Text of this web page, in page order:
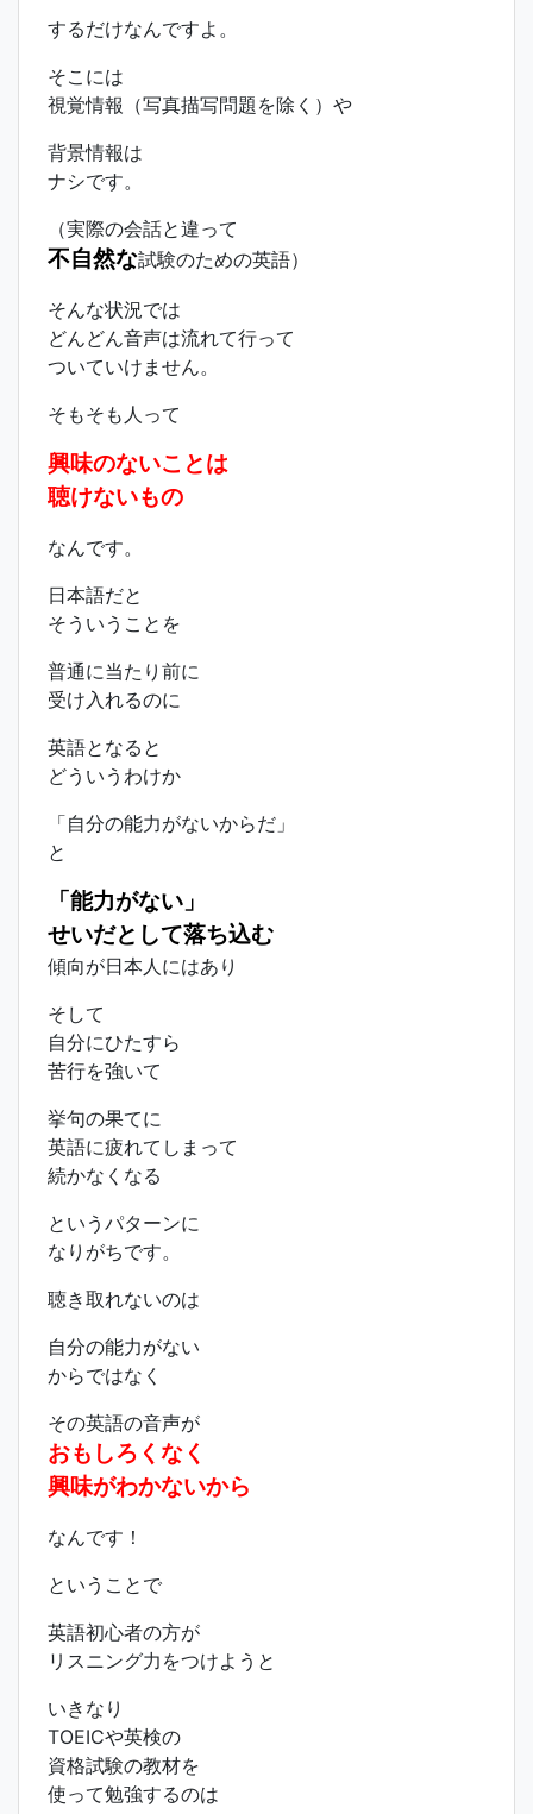
するだけなんですよ。
そこには
視覚情報（写真描写問題を除く）や
背景情報は
ナシです。
（実際の会話と違って
不自然な試験のための英語）
そんな状況では
どんどん音声は流れて行って
ついていけません。
そもそも人って
興味のないことは
聴けないもの
なんです。
日本語だと
そういうことを
普通に当たり前に
受け入れるのに
英語となると
どういうわけか
「自分の能力がないからだ」
と
「能力がない」
せいだとして落ち込む
傾向が日本人にはあり
そして
自分にひたすら
苦行を強いて
挙句の果てに
英語に疲れてしまって
続かなくなる
というパターンに
なりがちです。
聴き取れないのは
自分の能力がない
からではなく
その英語の音声が
おもしろくなく
興味がわかないから
なんです！
ということで
英語初心者の方が
リスニング力をつけようと
いきなり
TOEICや英検の
資格試験の教材を
使って勉強するのは